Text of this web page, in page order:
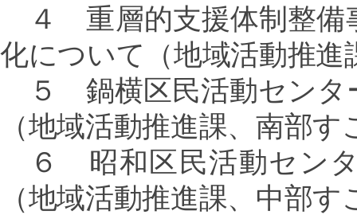
４ 重層的支援体制整備
化について（地域活動推
５ 鍋横区民活動センタ
（地域活動推進課、南部
６ 昭和区民活動センタ
（地域活動推進課、中部